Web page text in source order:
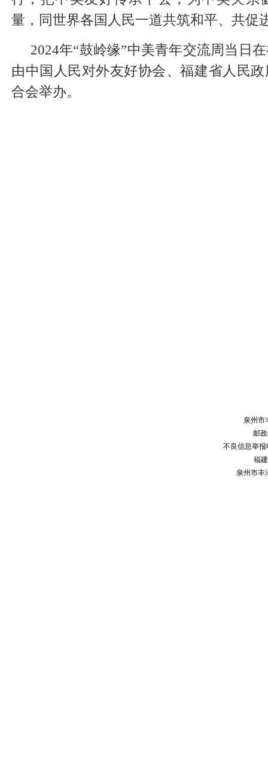
量，同世界各国人民一道共筑和平、共促
2024年“鼓岭缘”中美青年交流周当日
由中国人民对外友好协会、福建省人民
合会举办。
泉州市
邮
不良信息举报
福
泉州市丰